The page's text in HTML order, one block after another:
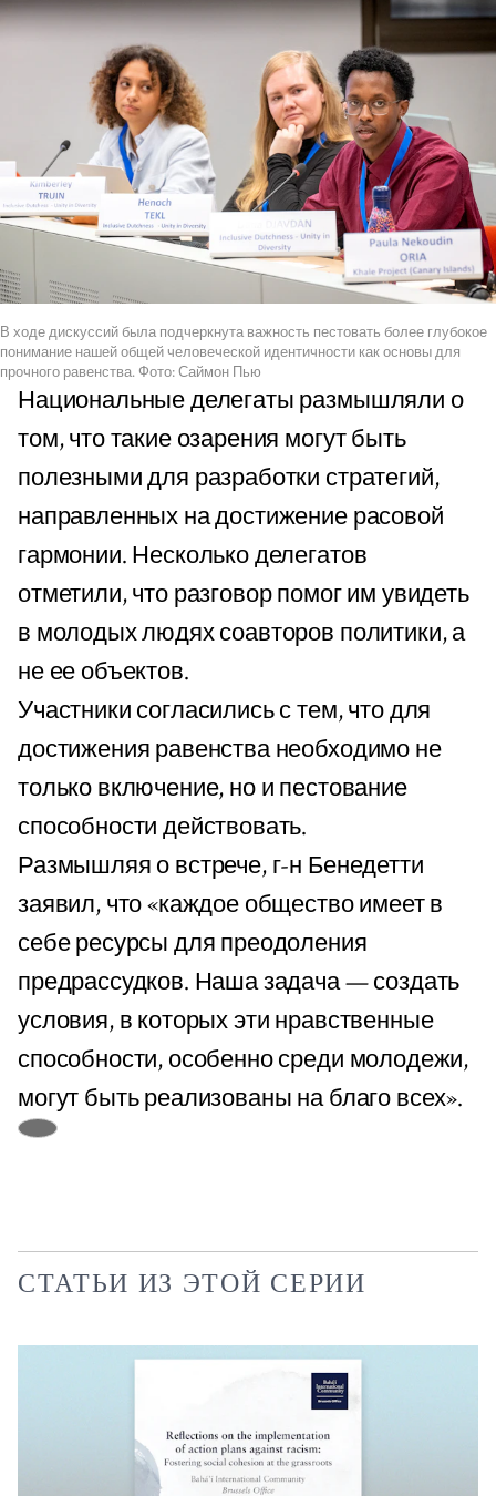
В ходе дискуссий была подчеркнута важность пестовать более глубокое
понимание нашей общей человеческой идентичности как основы для
прочного равенства. Фото: Саймон Пью
Национальные делегаты размышляли о
том, что такие озарения могут быть
полезными для разработки стратегий,
направленных на достижение расовой
гармонии. Несколько делегатов
отметили, что разговор помог им увидеть
в молодых людях соавторов политики, а
не ее объектов.
Участники согласились с тем, что для
достижения равенства необходимо не
только включение, но и пестование
способности действовать.
Размышляя о встрече, г-н Бенедетти
заявил, что «каждое общество имеет в
себе ресурсы для преодоления
предрассудков. Наша задача — создать
условия, в которых эти нравственные
способности, особенно среди молодежи,
могут быть реализованы на благо всех».
СТАТЬИ ИЗ ЭТОЙ СЕРИИ